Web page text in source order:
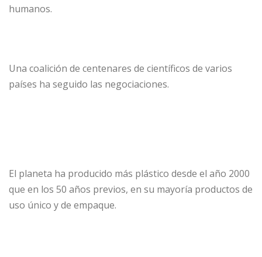
humanos.
Una coalición de centenares de científicos de varios
países ha seguido las negociaciones.
El planeta ha producido más plástico desde el año 2000
que en los 50 años previos, en su mayoría productos de
uso único y de empaque.